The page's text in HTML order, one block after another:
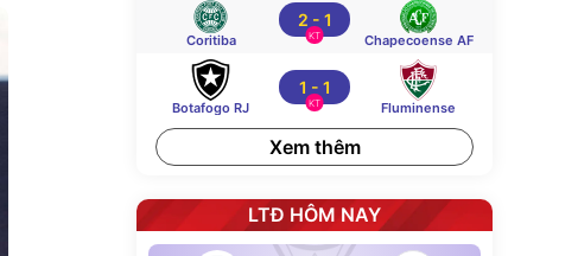
Coritiba
2 - 1
KT Chapecoense AF
Botafogo RJ
1 - 1
KT Fluminense
Xem thêm
LTĐ HÔM NAY